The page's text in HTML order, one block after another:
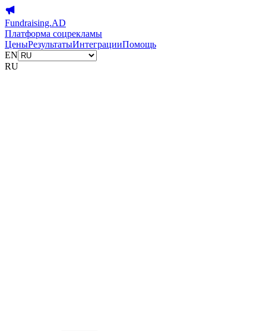
Fundraising.AD
Платформа соцрекламы
ЦеныРезультатыИнтеграцииПомощь
EN
RU